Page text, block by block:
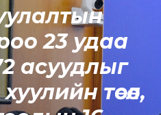
23 удаа
асуудлыг
төсөл,